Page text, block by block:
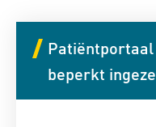
beperkt